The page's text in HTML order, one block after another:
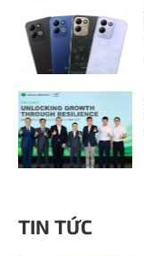
TIN TỨC